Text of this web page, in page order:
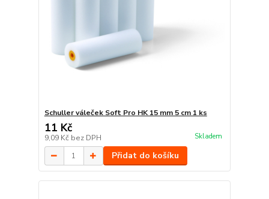
Schuller váleček Soft Pro HK 15 mm 5 cm 1 ks
11 Kč
9,09 Kč bez DPH Skladem
Přidat do košíku